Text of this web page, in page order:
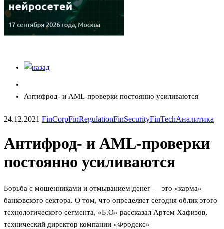
Антифрод- и AML-проверки постоянно усиливаются
24.12.2021 FinCorpFinRegulationFinSecurityFinTechАналитика
Антифрод- и AML-проверки
постоянно усиливаются
Борьба с мошенниками и отмыванием денег — это «карма»
банковского сектора. О том, что определяет сегодня облик этого
технологического сегмента, «Б.О» рассказал Артем Хафизов,
технический директор компании «Фродекс»